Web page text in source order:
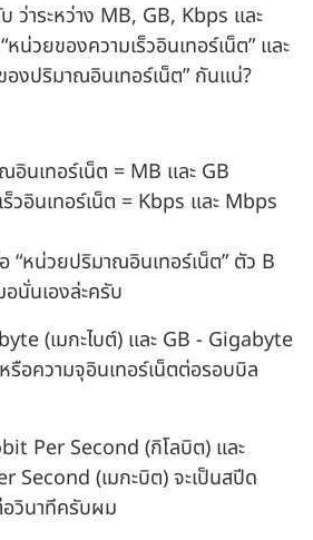
าระหว่าง MB, GB, Kbps และ
น่วยของความเร็วอินเทอร์เน็ต” และ
องปริมาณอินเทอร์เน็ต” กันแน่?
นเทอร์เน็ต = MB และ GB
วอินเทอร์เน็ต = Kbps และ Mbps
“หน่วยปริมาณอินเทอร์เน็ต” ตัว B
นั่นเองล่ะครับ
(เมกะไบต์) และ GB - Gigabyte
รือความจุอินเทอร์เน็ตต่อรอบบิล
Per Second (กิโลบิต) และ
Second (เมกะบิต) จะเป็นสปีด
อวินาทีครับผม